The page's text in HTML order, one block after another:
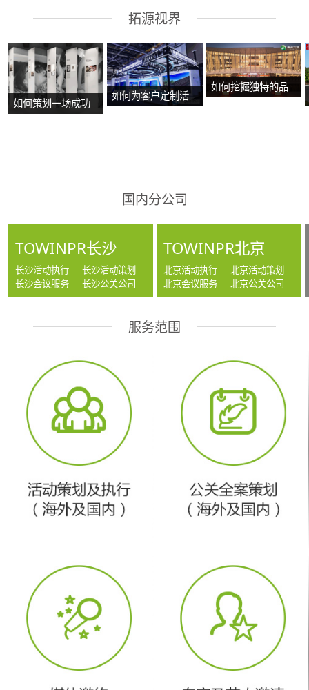
拓源视界
如何策划一场成功
如何为客户定制活
如何挖掘独特的品
国内分公司
TOWINPR长沙
长沙活动执行
长沙活动策划
长沙会议服务
长沙公关公司
TOWINPR北京
北京活动执行
北京活动策划
北京会议服务
北京公关公司
服务范围